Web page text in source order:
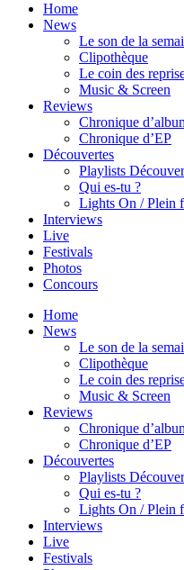
Home
News
Le son de la
Clipothèque
Le coin des
Music & Screen
Reviews
Chronique
Chronique d’EP
Découvertes
Playlists
Qui es-tu ?
Lights On / Plein
Interviews
Live
Festivals
Photos
Concours
Home
News
Le son de la
Clipothèque
Le coin des
Music & Screen
Reviews
Chronique
Chronique d’EP
Découvertes
Playlists
Qui es-tu ?
Lights On / Plein
Interviews
Live
Festivals